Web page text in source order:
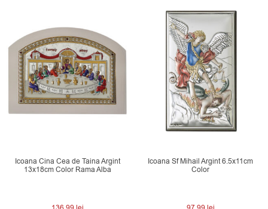
Icoana Cina Cea de Taina Argint
13x18cm Color Rama Alba
Icoana Sf Mihail Argint 6.5x11cm
Color